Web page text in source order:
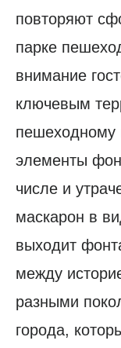
повторяют
парке
внимание
ключевым
пешеходному
элементы
числе и
маскарон в
выходит
между
разными
города,